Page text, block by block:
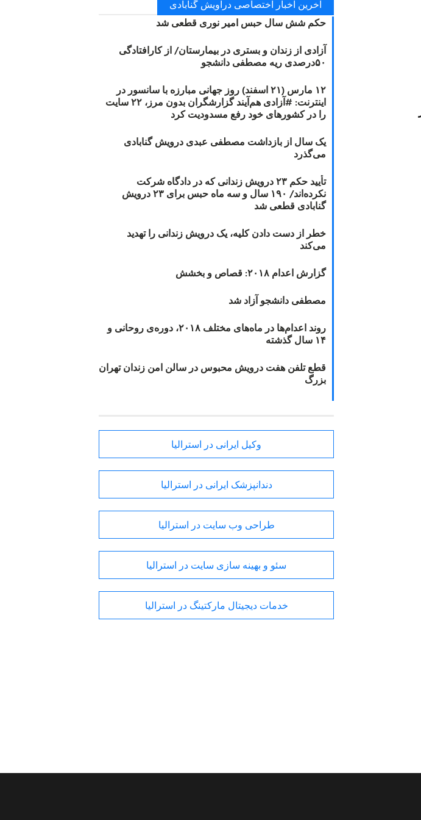
آخرین اخبار اختصاصی دراویش گنابادی
حکم شش سال حبس امیر نوری قطعی شد
آزادی از زندان و بستری در بیمارستان/ از کارافتادگی
۵۰درصدی ریه مصطفی دانشجو
۱۲ مارس (۲۱ اسفند) روز جهانی مبارزه با سانسور در
اینترنت: #آزادی هم‌آیند گزارشگران‌ بدون مرز، ۲۲ سایت
را در کشورهای خود رفع مسدودیت کرد
یک سال از بازداشت مصطفی عبدی درویش گنابادی
می‌گذرد
تأیید حکم ۲۳ درویش زندانی که در دادگاه شرکت
نکرده‌اند/ ۱۹۰ سال و سه ماه حبس برای ۲۳ درویش
گنابادی قطعی شد
خطر از دست دادن کلیه، یک درویش زندانی را تهدید
می‌کند
گزارش اعدام ۲۰۱۸: قصاص و بخشش
مصطفی دانشجو آزاد شد
روند اعدام‌ها در ماه‌های مختلف ۲۰۱۸، دوره‌ی روحانی و
۱۴ سال گذشته
قطع تلفن هفت درویش محبوس در سالن امن زندان تهران
بزرگ
وکیل ایرانی در استرالیا
دندانپزشک ایرانی در استرالیا
طراحی وب سایت در استرالیا
سئو و بهینه سازی سایت در استرالیا
خدمات دیجیتال مارکتینگ در استرالیا